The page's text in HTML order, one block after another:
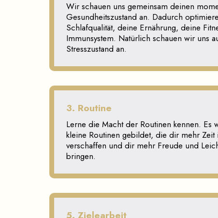
Wir schauen uns gemeinsam deinen
Gesundheitszustand an. Dadurch
Schlafqualität, deine Ernährung, deine
Immunsystem. Natürlich schauen wir uns
Stresszustand an.
3. Routine
Lerne die Macht der Routinen kennen. Es
kleine Routinen gebildet, die dir mehr Zeit
verschaffen und dir mehr Freude und
bringen.
5. Zielearbeit